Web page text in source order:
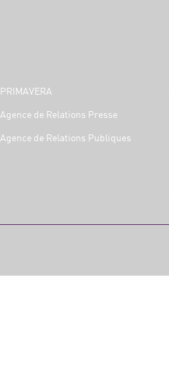
PRIMAVERA
Agence de Relations Presse
Agence de Relations Publiques